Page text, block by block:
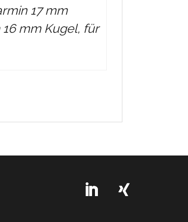
17 mm
16 mm Kugel, für